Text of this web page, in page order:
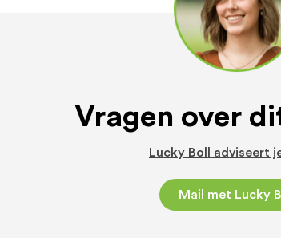
Vragen over
Lucky Boll adviseert
Mail met Lucky